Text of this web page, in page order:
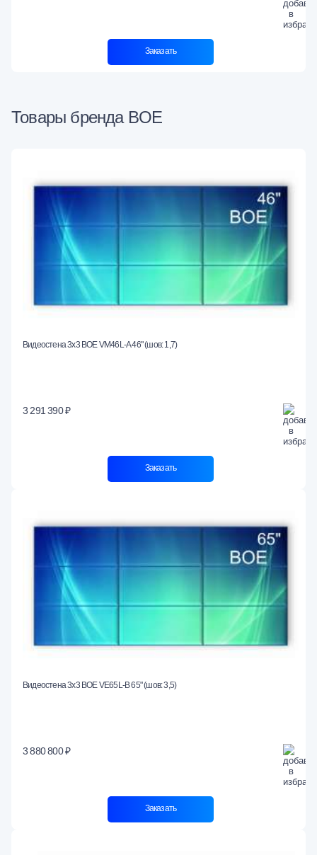
Заказать
Товары бренда BOE
Видеостена 3x3 BOE VM46L-A 46" (шов: 1,7)
3 291 390 ₽
Заказать
Видеостена 3x3 BOE VE65L-B 65" (шов: 3,5)
3 880 800 ₽
Заказать